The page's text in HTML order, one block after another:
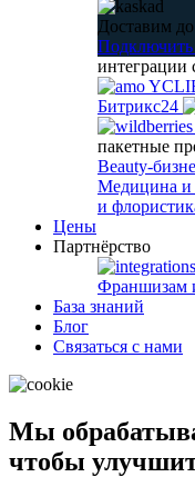
Доставим
Подключить
интеграции
Битрикс24
пакетные
Beauty-
Медицина и
и
Цены
Партнёрство
Франшизам
База знаний
Блог
Связаться с нами
Мы
чтобы